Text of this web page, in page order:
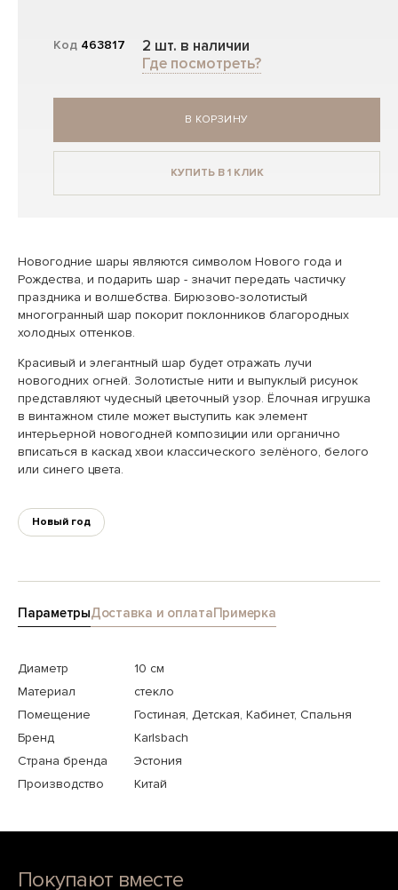
Код 463817
2 шт. в наличии
Где посмотреть?
В КОРЗИНУ
КУПИТЬ В 1 КЛИК
Новогодние шары являются символом Нового года и
Рождества, и подарить шар - значит передать частичку
праздника и волшебства. Бирюзово-золотистый
многогранный шар покорит поклонников благородных
холодных оттенков.
Красивый и элегантный шар будет отражать лучи
новогодних огней. Золотистые нити и выпуклый рисунок
представляют чудесный цветочный узор. Ёлочная игрушка
в винтажном стиле может выступить как элемент
интерьерной новогодней композиции или органично
вписаться в каскад хвои классического зелёного, белого
или синего цвета.
Новый год
ПараметрыДоставка и оплатаПримерка
Диаметр
10 см
Материал
стекло
Помещение
Гостиная, Детская, Кабинет, Спальня
Бренд
Karlsbach
Страна бренда
Эстония
Производство
Китай
Покупают вместе